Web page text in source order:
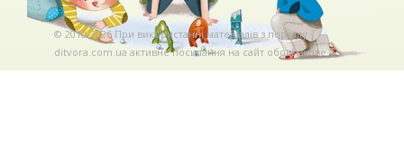
© 2010-2026 При використаннi матерiалiв з порталу
ditvora.com.ua активне посилання на сайт обов'язкове. .